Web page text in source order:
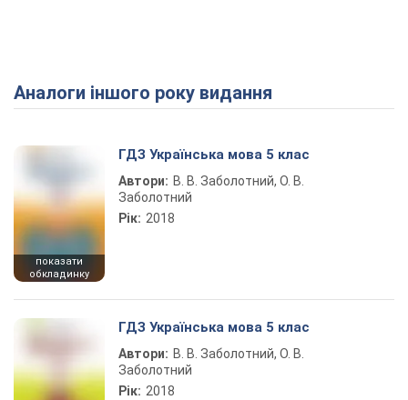
Play Video
Аналоги іншого року видання
показати
обкладинку
ГДЗ Українська мова 5 клас
Автори: В. В. Заболотний, О. В.
Заболотний
Рік: 2018
ГДЗ Українська мова 5 клас
Автори: В. В. Заболотний, О. В.
Заболотний
Рік: 2018